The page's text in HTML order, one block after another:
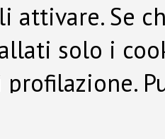
attivare. Se
solo i